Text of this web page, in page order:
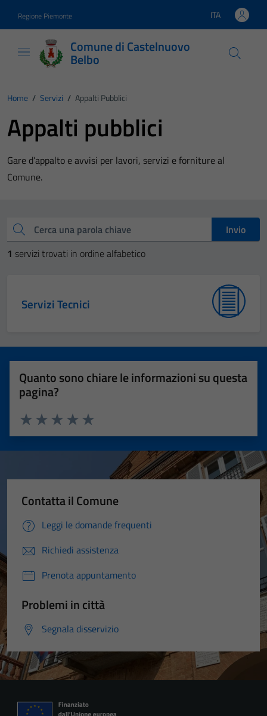
Regione Piemonte Lingua attiva:
ITA
Comune di Castelnuovo
Belbo
Home / Servizi / Appalti Pubblici
Appalti pubblici
Gare d’appalto e avvisi per lavori, servizi e forniture al
Comune.
Cerca una parola chiave
Invio
1 servizi trovati in ordine alfabetico
Servizi Tecnici
Quanto sono chiare le informazioni su questa
pagina?
Valuta 5 stelle su 5
Valuta 4 stelle su 5
Valuta 3 stelle su 5
Valuta 2 stelle su 5
Valuta 1 stelle su 5
Contatta il Comune
Leggi le domande frequenti
Richiedi assistenza
Prenota appuntamento
Problemi in città
Segnala disservizio